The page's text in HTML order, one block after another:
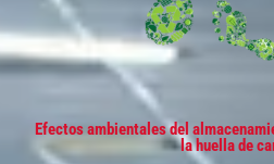
Efectos ambientales del
la huella de